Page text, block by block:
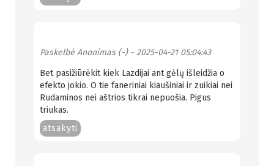
Paskelbė Anonimas (-)- 2025-04-21 05:04:43
Bet pasižiūrėkit kiek Lazdijai ant gėlų išleidžia o
efekto jokio. O tie faneriniai kiaušiniai ir zuikiai nei
Rudaminos nei aštrios tikrai nepuošia. Pigus
triukas.
atsakyti